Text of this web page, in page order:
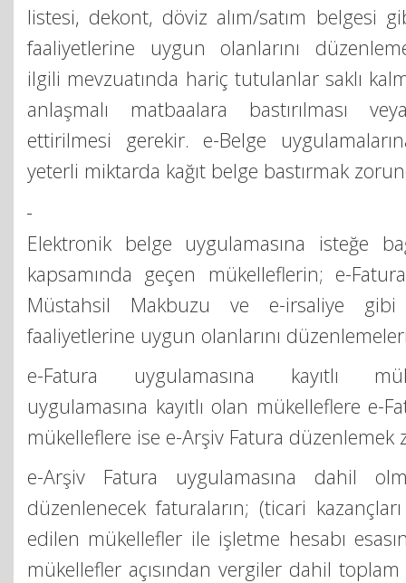
listesi, dekont, döviz alım/satım belgesi
faaliyetlerine uygun olanlarını
ilgili mevzuatında hariç tutulanlar saklı
anlaşmalı matbaalara bastırılması
ettirilmesi gerekir. e-Belge
yeterli miktarda kağıt belge bastırmak
Elektronik belge uygulamasına isteğe
kapsamında geçen mükelleflerin; e-
Müstahsil Makbuzu ve e-irsaliye
faaliyetlerine uygun olanlarını
e-Fatura uygulamasına kayıtlı
uygulamasına kayıtlı olan mükelleflere e-
mükelleflere ise e-Arşiv Fatura düzenlemek
e-Arşiv Fatura uygulamasına dahil
düzenlenecek faturaların; (ticari
edilen mükellefler ile işletme hesabı
mükellefler açısından vergiler dahil toplam